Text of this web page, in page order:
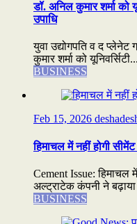
डॉ. अनिल कुमार शर्मा को
उपाधि
युवा उद्योगपति व द
कुमार शर्मा को यूनिवर्सिटी...
BUSINESS
Feb 15, 2026
हिमाचल में नहीं होगी
Cement Issue: हिमाचल
अल्ट्राटेक कंपनी ने बढ़ाया
BUSINESS